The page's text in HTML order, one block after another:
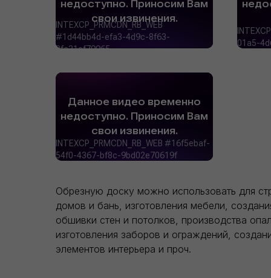
Обрезную доску можно использовать для
домов и бань, изготовления мебели,
обшивки стен и потолков, производства
изготовления заборов и ограждений,
элементов интерьера и проч.